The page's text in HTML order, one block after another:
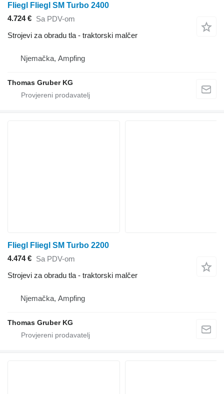
Fliegl Fliegl SM Turbo 2400
4.724 € Sa PDV-om
Strojevi za obradu tla - traktorski malčer
Njemačka, Ampfing
Thomas Gruber KG
Fliegl Fliegl SM Turbo 2200
4.474 € Sa PDV-om
Strojevi za obradu tla - traktorski malčer
Njemačka, Ampfing
Thomas Gruber KG